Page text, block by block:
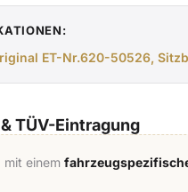
ET-Nr.620-50526,
TÜV-Eintragung
mit einem